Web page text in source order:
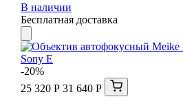
В наличии
Бесплатная доставка
-20%
25 320 Р 31 640 Р